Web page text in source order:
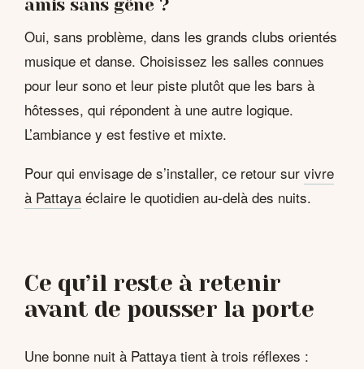
amis sans gêne ?
Oui, sans problème, dans les grands clubs orientés
musique et danse. Choisissez les salles connues
pour leur sono et leur piste plutôt que les bars à
hôtesses, qui répondent à une autre logique.
L’ambiance y est festive et mixte.
Pour qui envisage de s’installer, ce retour sur vivre
à Pattaya éclaire le quotidien au-delà des nuits.
Ce qu’il reste à retenir
avant de pousser la porte
Une bonne nuit à Pattaya tient à trois réflexes :